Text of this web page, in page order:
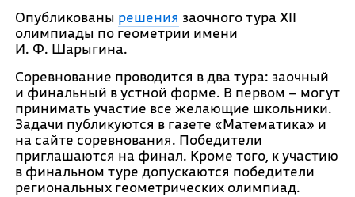
Опубликованы решения заочного тура XII
олимпиады по геометрии имени
И. Ф. Шарыгина.
Соревнование проводится в два тура: заочный
и финальный в устной форме. В первом – могут
принимать участие все желающие школьники.
Задачи публикуются в газете «Математика» и
на сайте соревнования. Победители
приглашаются на финал. Кроме того, к участию
в финальном туре допускаются победители
региональных геометрических олимпиад.